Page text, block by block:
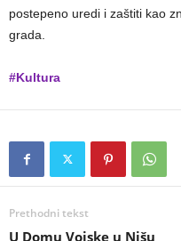
postepeno uredi i zaštiti kao
grada.
#Kultura
Prethodni tekst
U Domu Vojske u Nišu